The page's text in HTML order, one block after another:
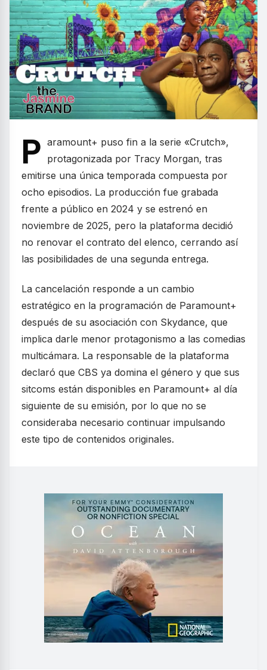
P aramount+ puso fin a la serie «Crutch»,
protagonizada por Tracy Morgan, tras
emitirse una única temporada compuesta por
ocho episodios. La producción fue grabada
frente a público en 2024 y se estrenó en
noviembre de 2025, pero la plataforma decidió
no renovar el contrato del elenco, cerrando así
las posibilidades de una segunda entrega.
La cancelación responde a un cambio
estratégico en la programación de Paramount+
después de su asociación con Skydance, que
implica darle menor protagonismo a las comedias
multicámara. La responsable de la plataforma
declaró que CBS ya domina el género y que sus
sitcoms están disponibles en Paramount+ al día
siguiente de su emisión, por lo que no se
consideraba necesario continuar impulsando
este tipo de contenidos originales.